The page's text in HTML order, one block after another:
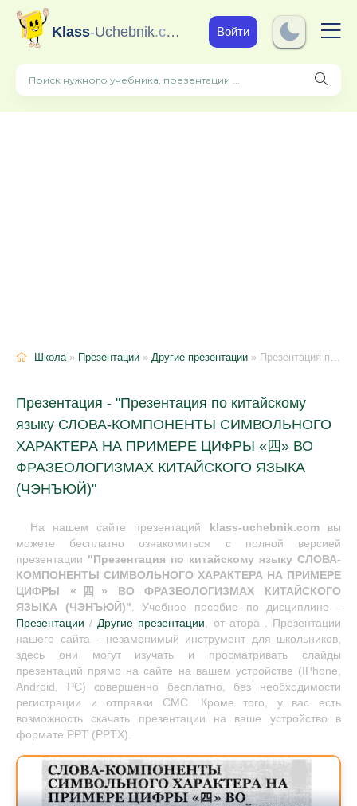
Klass-Uchebnik.com Войти
Школа» Презентации » Другие презентации » Презентация по китайскому языку СЛОВА-КОМПОНЕНТЫ СИМВОЛЬНОГО ХАРАКТЕРА НА ПРИМЕРЕ ЦИФРЫ «四» ВО ФРАЗЕОЛОГИЗМАХ КИТАЙСКОГО ЯЗЫКА (ЧЭНЪЮЙ)
Презентация - "Презентация по китайскому
языку СЛОВА-КОМПОНЕНТЫ СИМВОЛЬНОГО
ХАРАКТЕРА НА ПРИМЕРЕ ЦИФРЫ «四» ВО
ФРАЗЕОЛОГИЗМАХ КИТАЙСКОГО ЯЗЫКА
(ЧЭНЪЮЙ)"
На нашем сайте презентаций klass-uchebnik.comвы
можете бесплатно ознакомиться с полной версией
презентации "Презентация по китайскому языку СЛОВА-
КОМПОНЕНТЫ СИМВОЛЬНОГО ХАРАКТЕРА НА ПРИМЕРЕ
ЦИФРЫ «四» ВО ФРАЗЕОЛОГИЗМАХ КИТАЙСКОГО
ЯЗЫКА (ЧЭНЪЮЙ)". Учебное пособие по дисциплине -
Презентации /Другие презентации, от атора . Презентации
нашего сайта - незаменимый инструмент для школьников,
здесь они могут изучать и просматривать слайды
презентаций прямо на сайте на вашем устройстве (IPhone,
Android, PC) совершенно бесплатно, без необходимости
регистрации и отправки СМС. Кроме того, у вас есть
возможность скачать презентации на ваше устройство в
формате PPT (PPTX).